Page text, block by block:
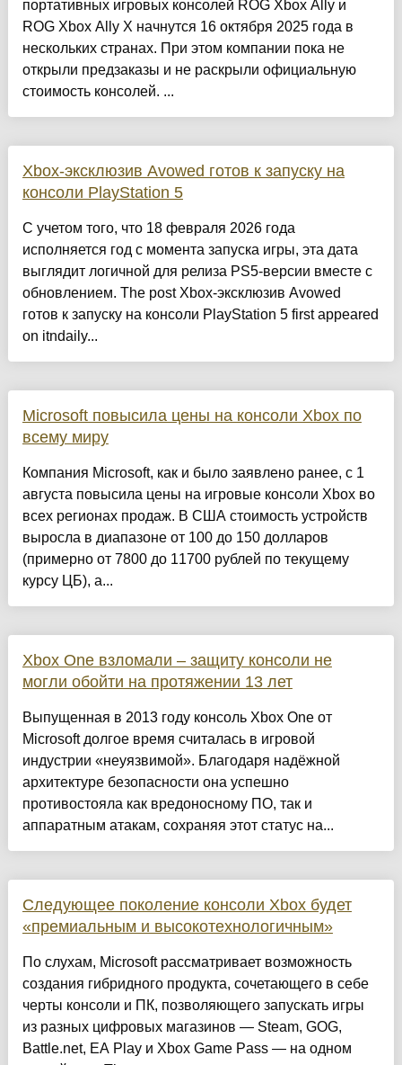
портативных игровых консолей ROG Xbox Ally и
ROG Xbox Ally X начнутся 16 октября 2025 года в
нескольких странах. При этом компании пока не
открыли предзаказы и не раскрыли официальную
стоимость консолей. ...
Xbox-эксклюзив Avowed готов к запуску на
консоли PlayStation 5
С учетом того, что 18 февраля 2026 года
исполняется год с момента запуска игры, эта дата
выглядит логичной для релиза PS5‑версии вместе с
обновлением. The post Xbox-эксклюзив Avowed
готов к запуску на консоли PlayStation 5 first appeared
on itndaily...
Microsoft повысила цены на консоли Xbox по
всему миру
Компания Microsoft, как и было заявлено ранее, с 1
августа повысила цены на игровые консоли Xbox во
всех регионах продаж. В США стоимость устройств
выросла в диапазоне от 100 до 150 долларов
(примерно от 7800 до 11700 рублей по текущему
курсу ЦБ), а...
Xbox One взломали – защиту консоли не
могли обойти на протяжении 13 лет
Выпущенная в 2013 году консоль Xbox One от
Microsoft долгое время считалась в игровой
индустрии «неуязвимой». Благодаря надёжной
архитектуре безопасности она успешно
противостояла как вредоносному ПО, так и
аппаратным атакам, сохраняя этот статус на...
Следующее поколение консоли Xbox будет
«премиальным и высокотехнологичным»
По слухам, Microsoft рассматривает возможность
создания гибридного продукта, сочетающего в себе
черты консоли и ПК, позволяющего запускать игры
из разных цифровых магазинов — Steam, GOG,
Battle.net, EA Play и Xbox Game Pass — на одном